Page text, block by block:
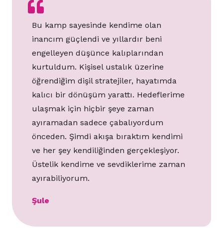
Bu kamp sayesinde kendime olan
inancım güçlendi ve yıllardır beni
engelleyen düşünce kalıplarından
kurtuldum. Kişisel ustalık üzerine
öğrendiğim dişil stratejiler, hayatımda
kalıcı bir dönüşüm yarattı. Hedeflerime
ulaşmak için hiçbir şeye zaman
ayıramadan sadece çabalıyordum
önceden. Şimdi akışa bıraktım kendimi
ve her şey kendiliğinden gerçekleşiyor.
Üstelik kendime ve sevdiklerime zaman
ayırabiliyorum.
Şule